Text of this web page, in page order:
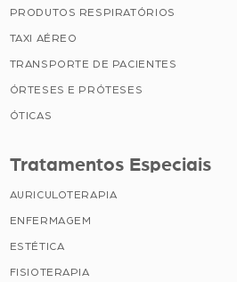
PRODUTOS RESPIRATÓRIOS
TAXI AÉREO
TRANSPORTE DE PACIENTES
ÓRTESES E PRÓTESES
ÓTICAS
Tratamentos Especiais
AURICULOTERAPIA
ENFERMAGEM
ESTÉTICA
FISIOTERAPIA